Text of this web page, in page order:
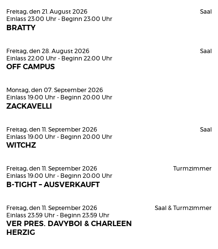
Freitag, den 21. August 2026
Einlass 23:00 Uhr - Beginn 23:00 Uhr
BRATTY
Saal
Freitag, den 28. August 2026
Einlass 22:00 Uhr - Beginn 22:00 Uhr
OFF CAMPUS
Saal
Montag, den 07. September 2026
Einlass 19:00 Uhr - Beginn 20:00 Uhr
ZACKAVELLI
Freitag, den 11. September 2026
Einlass 19:00 Uhr - Beginn 20:00 Uhr
WITCHZ
Saal
Freitag, den 11. September 2026
Einlass 19:00 Uhr - Beginn 20:00 Uhr
B-TIGHT – AUSVERKAUFT
Turmzimmer
Freitag, den 11. September 2026
Einlass 23:59 Uhr - Beginn 23:59 Uhr
VER PRES. DAVYBOI & CHARLEEN
HERZIG
Saal & Turmzimmer